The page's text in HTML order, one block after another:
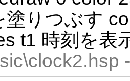
塗りつぶす
t1 時刻を表